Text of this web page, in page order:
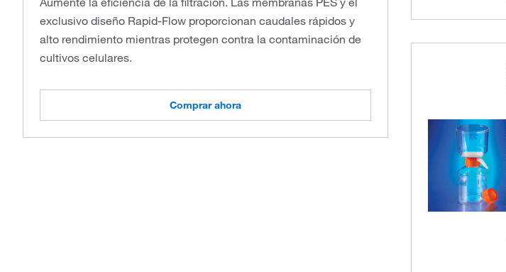
exclusivo diseño Rapid-Flow proporcionan caudales rápidos y
alto rendimiento mientras protegen contra la contaminación de
cultivos celulares.
Comprar ahora